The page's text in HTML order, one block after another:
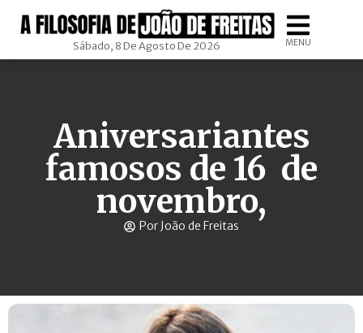
Sábado, 8 De Agosto De 2026 MENU
Aniversariantes
famosos de 16 de
novembro,
Por João de Freitas